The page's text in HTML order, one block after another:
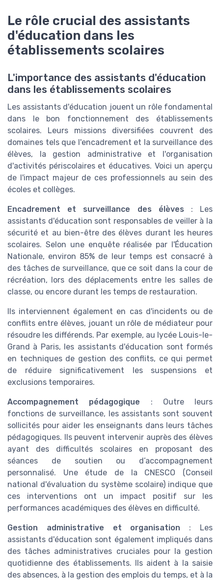
Le rôle crucial des assistants
d'éducation dans les
établissements scolaires
L'importance des assistants d'éducation
dans les établissements scolaires
Les assistants d'éducation jouent un rôle fondamental
dans le bon fonctionnement des établissements
scolaires. Leurs missions diversifiées couvrent des
domaines tels que l'encadrement et la surveillance des
élèves, la gestion administrative et l'organisation
d'activités périscolaires et éducatives. Voici un aperçu
de l'impact majeur de ces professionnels au sein des
écoles et collèges.
Encadrement et surveillance des élèves : Les
assistants d'éducation sont responsables de veiller à la
sécurité et au bien-être des élèves durant les heures
scolaires. Selon une enquête réalisée par l'Éducation
Nationale, environ 85% de leur temps est consacré à
des tâches de surveillance, que ce soit dans la cour de
récréation, lors des déplacements entre les salles de
classe, ou encore durant les temps de restauration.
Ils interviennent également en cas d'incidents ou de
conflits entre élèves, jouant un rôle de médiateur pour
résoudre les différends. Par exemple, au lycée Louis-le-
Grand à Paris, les assistants d'éducation sont formés
en techniques de gestion des conflits, ce qui permet
de réduire significativement les suspensions et
exclusions temporaires.
Accompagnement pédagogique : Outre leurs
fonctions de surveillance, les assistants sont souvent
sollicités pour aider les enseignants dans leurs tâches
pédagogiques. Ils peuvent intervenir auprès des élèves
ayant des difficultés scolaires en proposant des
séances de soutien ou d’accompagnement
personnalisé. Une étude de la CNESCO (Conseil
national d'évaluation du système scolaire) indique que
ces interventions ont un impact positif sur les
performances académiques des élèves en difficulté.
Gestion administrative et organisation : Les
assistants d'éducation sont également impliqués dans
des tâches administratives cruciales pour la gestion
quotidienne des établissements. Ils aident à la saisie
des absences, à la gestion des emplois du temps, et à la